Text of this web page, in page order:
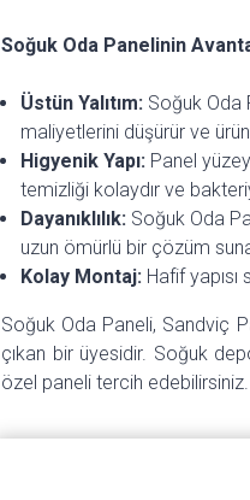
Soğuk Oda Panelinin
Üstün Yalıtım:Soğuk Oda
maliyetlerini düşürür ve
Higyenik Yapı:Panel
temizliği kolaydır ve
Dayanıklılık:Soğuk Oda
uzun ömürlü bir çözüm
Kolay Montaj:Hafif yapısı
Soğuk Oda Paneli, Sandviç
çıkan bir üyesidir. Soğuk
özel paneli tercih edebilirsiniz.